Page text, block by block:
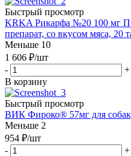
Быстрый просмотр
KRKA Рикарфа №20 100 мг
препарат, со вкусом мяса, 20
Меньше 10
1 606 ₽/шт
-
+
В корзину
Быстрый просмотр
ВИК Фироко® 57мг для
Меньше 2
954 ₽/шт
-
+